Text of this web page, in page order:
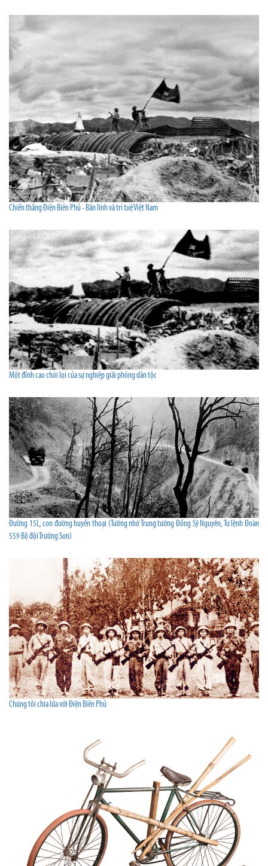
Chiến thắng Điện Biên Phủ - Bản lĩnh và trí tuệ Việt Nam
Một đỉnh cao chói lọi của sự nghiệp giải phóng dân tộc
Đường 15L, con đường huyền thoại (Tưởng nhớ Trung tướng Đồng Sỹ Nguyên, Tư lệnh Đoàn
559 Bộ đội Trường Sơn)
Chúng tôi chia lửa với Điện Biên Phủ